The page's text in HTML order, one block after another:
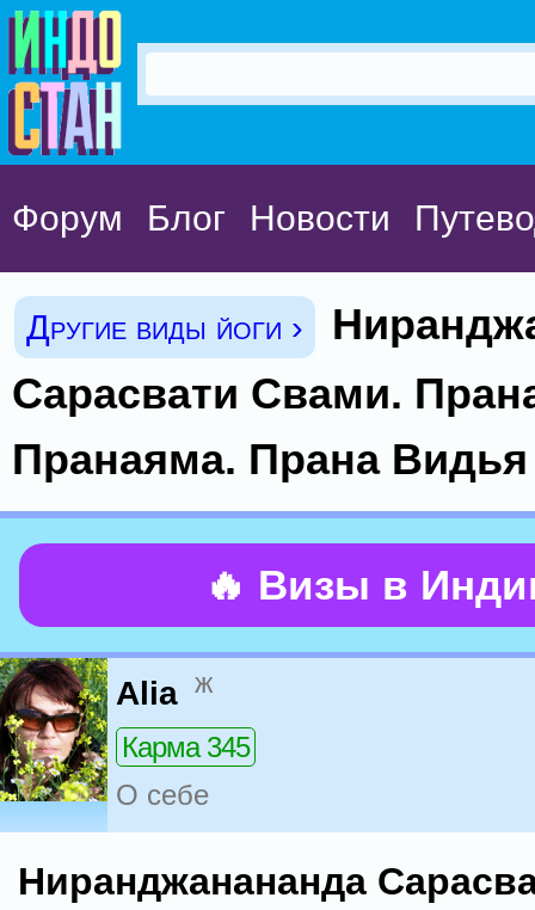
Форум Блог Новости
Другие виды йоги ›
Сарасвати Свами.
Пранаяма. Прана Видья
🔥 Визы в
Alia ж
Карма 345
О себе
Ниранджанананда